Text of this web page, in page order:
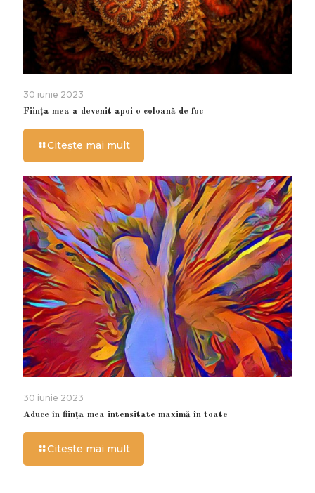
30 iunie 2023
Ființa mea a devenit apoi o coloană de foc
Citește mai mult
30 iunie 2023
Aduce în ființa mea intensitate maximă în toate
Citește mai mult